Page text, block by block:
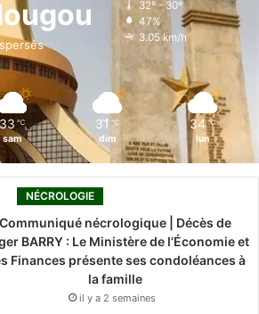
i
n
r
32º - 30º
47%
3.05 km/h
33 ℃
sam
31 ℃
dim
34 ℃
lun
NÉCROLOGIE
Communiqué nécrologique | Décès de
BARRY : Le Ministère de l’Économie et
Finances présente ses condoléances à
la famille
il y a 2 semaines